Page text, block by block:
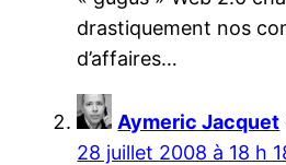
drastiquement nos
d’affaires…
Aymeric Jacquet
28 juillet 2008 à 18 h